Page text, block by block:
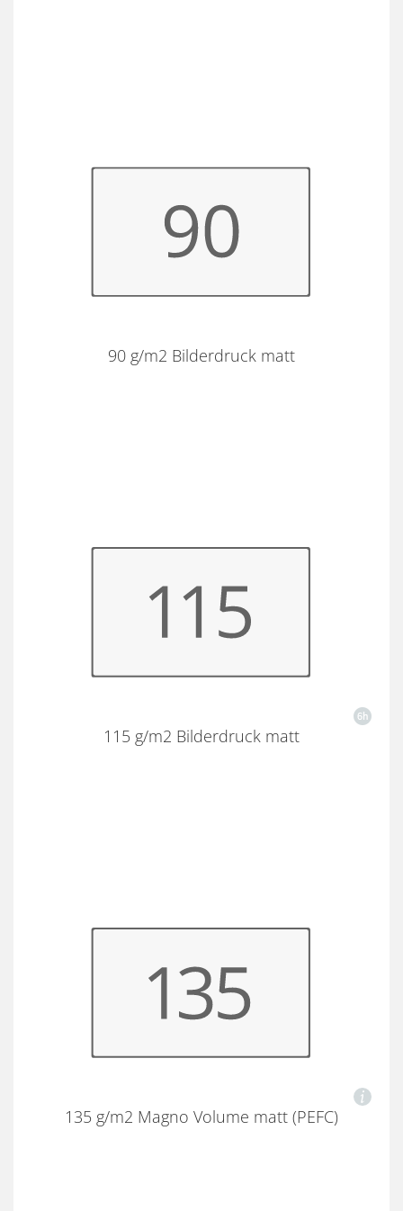
90 g/m2 Bilderdruck matt
115 g/m2 Bilderdruck matt
135 g/m2 Magno Volume matt (PEFC)